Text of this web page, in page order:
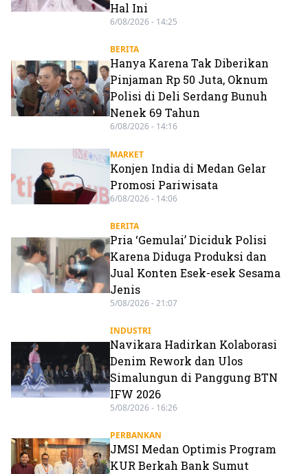
Hal Ini
6/08/2026 - 14:25
BERITA
Hanya Karena Tak Diberikan
Pinjaman Rp 50 Juta, Oknum
Polisi di Deli Serdang Bunuh
Nenek 69 Tahun
6/08/2026 - 14:16
MARKET
Konjen India di Medan Gelar
Promosi Pariwisata
6/08/2026 - 14:06
BERITA
Pria ‘Gemulai’ Diciduk Polisi
Karena Diduga Produksi dan
Jual Konten Esek-esek Sesama
Jenis
5/08/2026 - 21:07
INDUSTRI
Navikara Hadirkan Kolaborasi
Denim Rework dan Ulos
Simalungun di Panggung BTN
IFW 2026
5/08/2026 - 16:26
PERBANKAN
JMSI Medan Optimis Program
KUR Berkah Bank Sumut